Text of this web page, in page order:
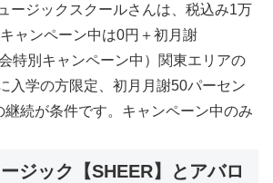
ージックスクールさんは、税込み1万
ャンペーン中は0円＋初月謝
特別キャンペーン中） 関東エリアの
入学の方限定 、初月月謝50パーセン
続が条件です。 キャンペーン中のみ
ジック【SHEER】とアバロ